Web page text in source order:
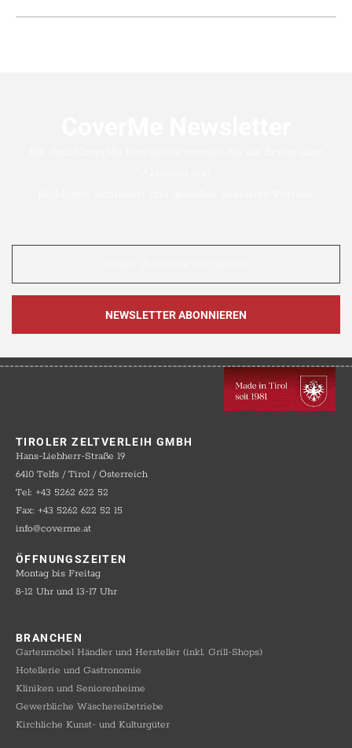
TIROLER ZELTVERLEIH GMBH
Hans-Liebherr-Straße 19
6410 Telfs / Tirol / Österreich
Tel: +43 5262 622 52
Fax: +43 5262 622 52 15
info@coverme.at
ÖFFNUNGSZEITEN
Montag bis Freitag
8-12 Uhr und 13-17 Uhr
BRANCHEN
Gartenmöbel Händler und Hersteller (inkl. Grill-Shops)
Hotellerie und Gastronomie
Kliniken und Seniorenheime
Gewerbliche Wäschereibetriebe
Kirchliche Kunst- und Kulturgüter